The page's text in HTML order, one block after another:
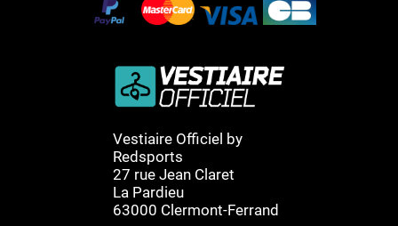
Vestiaire Officiel by
Redsports
27 rue Jean Claret
La Pardieu
63000 Clermont-Ferrand